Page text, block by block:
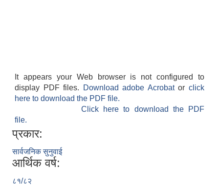
It appears your Web browser is not configured to
display PDF files.
Download adobe Acrobatorclick
here to download the PDF file.
Click here to download the PDF
file.
प्रकार:
सार्वजनिक सुनुवाई
आर्थिक वर्ष:
८१/८२